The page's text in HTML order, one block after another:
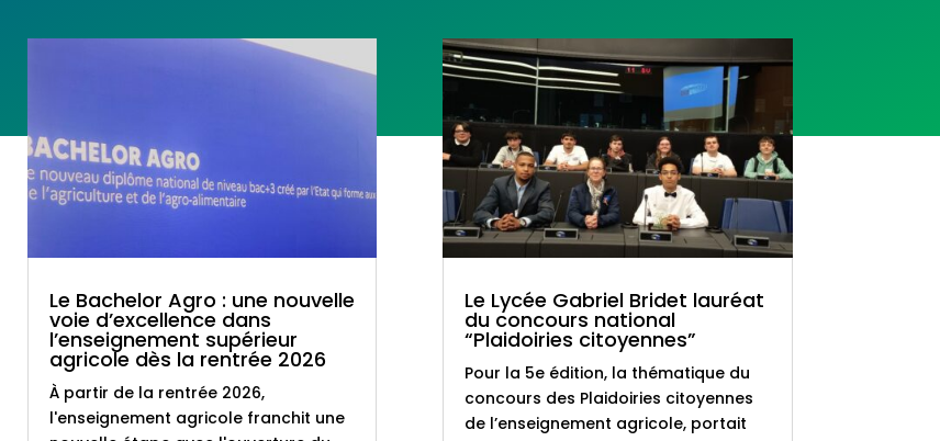
Le Bachelor Agro : une nouvelle
voie d’excellence dans
l’enseignement supérieur
agricole dès la rentrée 2026
À partir de la rentrée 2026,
l'enseignement agricole franchit une
Le Lycée Gabriel Bridet lauréat
du concours national
“Plaidoiries citoyennes”
Pour la 5e édition, la thématique du
concours des Plaidoiries citoyennes
de l’enseignement agricole, portait